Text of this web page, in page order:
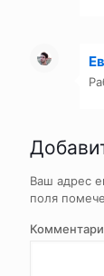
Ваш адрес
поля